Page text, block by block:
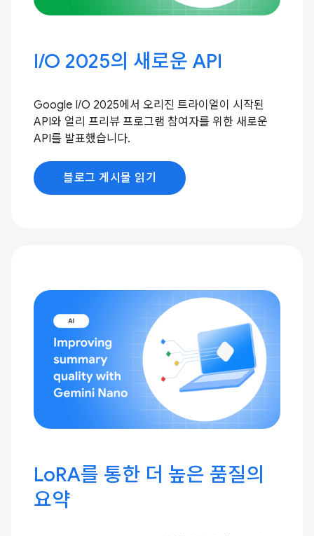
I / O 2025의 새로운 API
Google I / O 2025에서 오리진 트라이얼이 시작된
API와 얼리 프리뷰 프로그램 참여자를 위한 새로운
API를 발표했습니다.
블로그 게시물 읽기
LoRA를 통한 더 높은 품질의
요약